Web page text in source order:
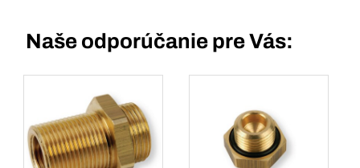
Naše odporúčanie pre Vás: